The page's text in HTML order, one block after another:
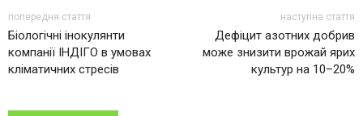
попередня стаття
Біологічні інокулянти
компанії ІНДІГО в умовах
кліматичних стресів
наступна стаття
Дефіцит азотних добрив
може знизити врожай ярих
культур на 10–20%